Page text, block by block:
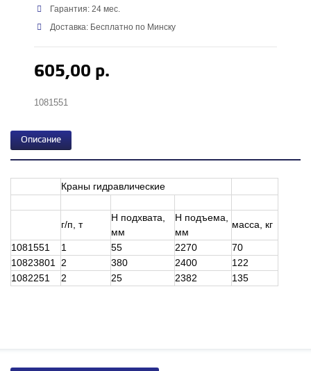
Гарантия: 24 мес.
Доставка: Бесплатно по Минску
605,00 р.
1081551
Описание
Краны гидравлические
г/п, т
Н подхвата,
мм
Н подъема,
мм
масса, кг
1081551 1 55 2270
70
10823801
2 380 2400
122
1082251
2 25 2382 135